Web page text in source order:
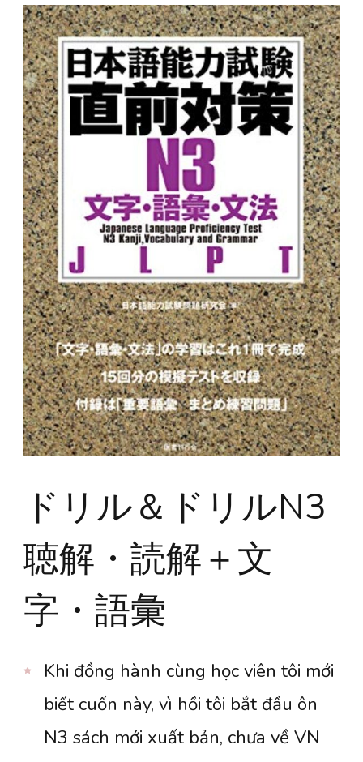
ドリル＆ドリルN3
聴解・読解＋文
字・語彙
Khi đồng hành cùng học viên tôi mới
biết cuốn này, vì hồi tôi bắt đầu ôn
N3 sách mới xuất bản, chưa về VN